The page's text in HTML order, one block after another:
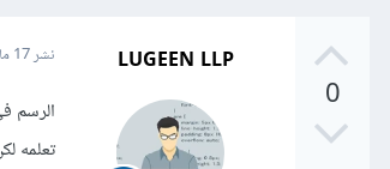
0
LUGEEN LLP نشر17 مايو 2018
الرسم
تعلمه